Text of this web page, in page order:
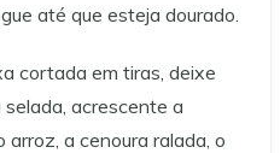
até que esteja dourado.
cortada em tiras, deixe
acrescente a
arroz, a cenoura ralada, o